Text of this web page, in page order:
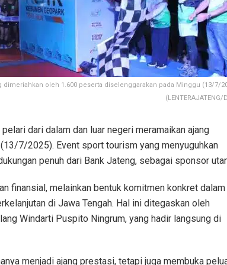
dimeriahkan oleh 1.600 peserta diselenggarakan pada Minggu (13/7/
(LENTERAJATENG/
dari dalam dan luar negeri meramaikan ajang
7/2025). Event sport tourism yang menyuguhkan
penuh dari Bank Jateng, sebagai sponsor
finansial, melainkan bentuk komitmen konkret dalam
di Jawa Tengah. Hal ini ditegaskan oleh
Windarti Puspito Ningrum, yang hadir langsung di
menjadi ajang prestasi, tetapi juga membuka